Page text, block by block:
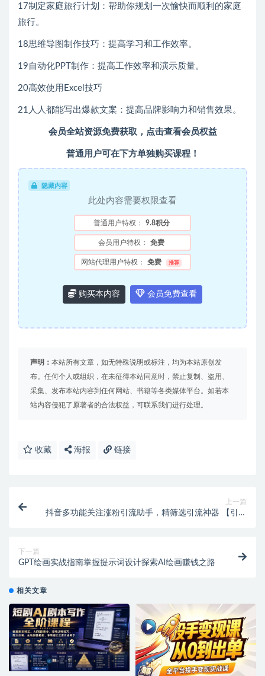
17制定家庭旅行计划：帮助你规划一次愉快而顺利的家庭
旅行。
18思维导图制作技巧：提高学习和工作效率。
19自动化PPT制作：提高工作效率和演示质量。
20高效使用Excel技巧
21人人都能写出爆款文案：提高品牌影响力和销售效果。
会员全站资源免费获取，点击查看会员权益
普通用户可在下方单独购买课程！
隐藏内容
此处内容需要权限查看
普通用户特权： 9.8积分
会员用户特权： 免费
网站代理用户特权： 免费 推荐
购买本内容 会员免费查看
声明： 本站所有文章，如无特殊说明或标注，均为本站原创发
布。任何个人或组织，在未征得本站同意时，禁止复制、盗用、
采集、发布本站内容到任何网站、书籍等各类媒体平台。如若本
站内容侵犯了原著者的合法权益，可联系我们进行处理。
收藏 海报 链接
上一篇
抖音多功能关注涨粉引流助手，精筛选引流神器 【引流
下一篇
GPT绘画实战指南掌握提示词设计探索AI绘画赚钱之路
相关文章